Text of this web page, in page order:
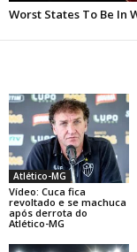
Atlético-MG
Vídeo: Cuca fica
revoltado e se machuca
após derrota do
Atlético-MG